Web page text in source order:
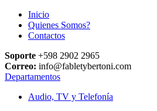
Inicio
Quienes Somos?
Contactos
Soporte +598 2902 2965
Correo: info@fabletybertoni.com
Departamentos
Audio, TV y Telefonía